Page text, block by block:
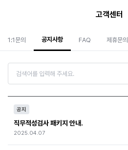
고객센터
1:1문의 공지사항 FAQ 제휴문의
공지
직무적성검사 패키지 안내.
2025.04.07